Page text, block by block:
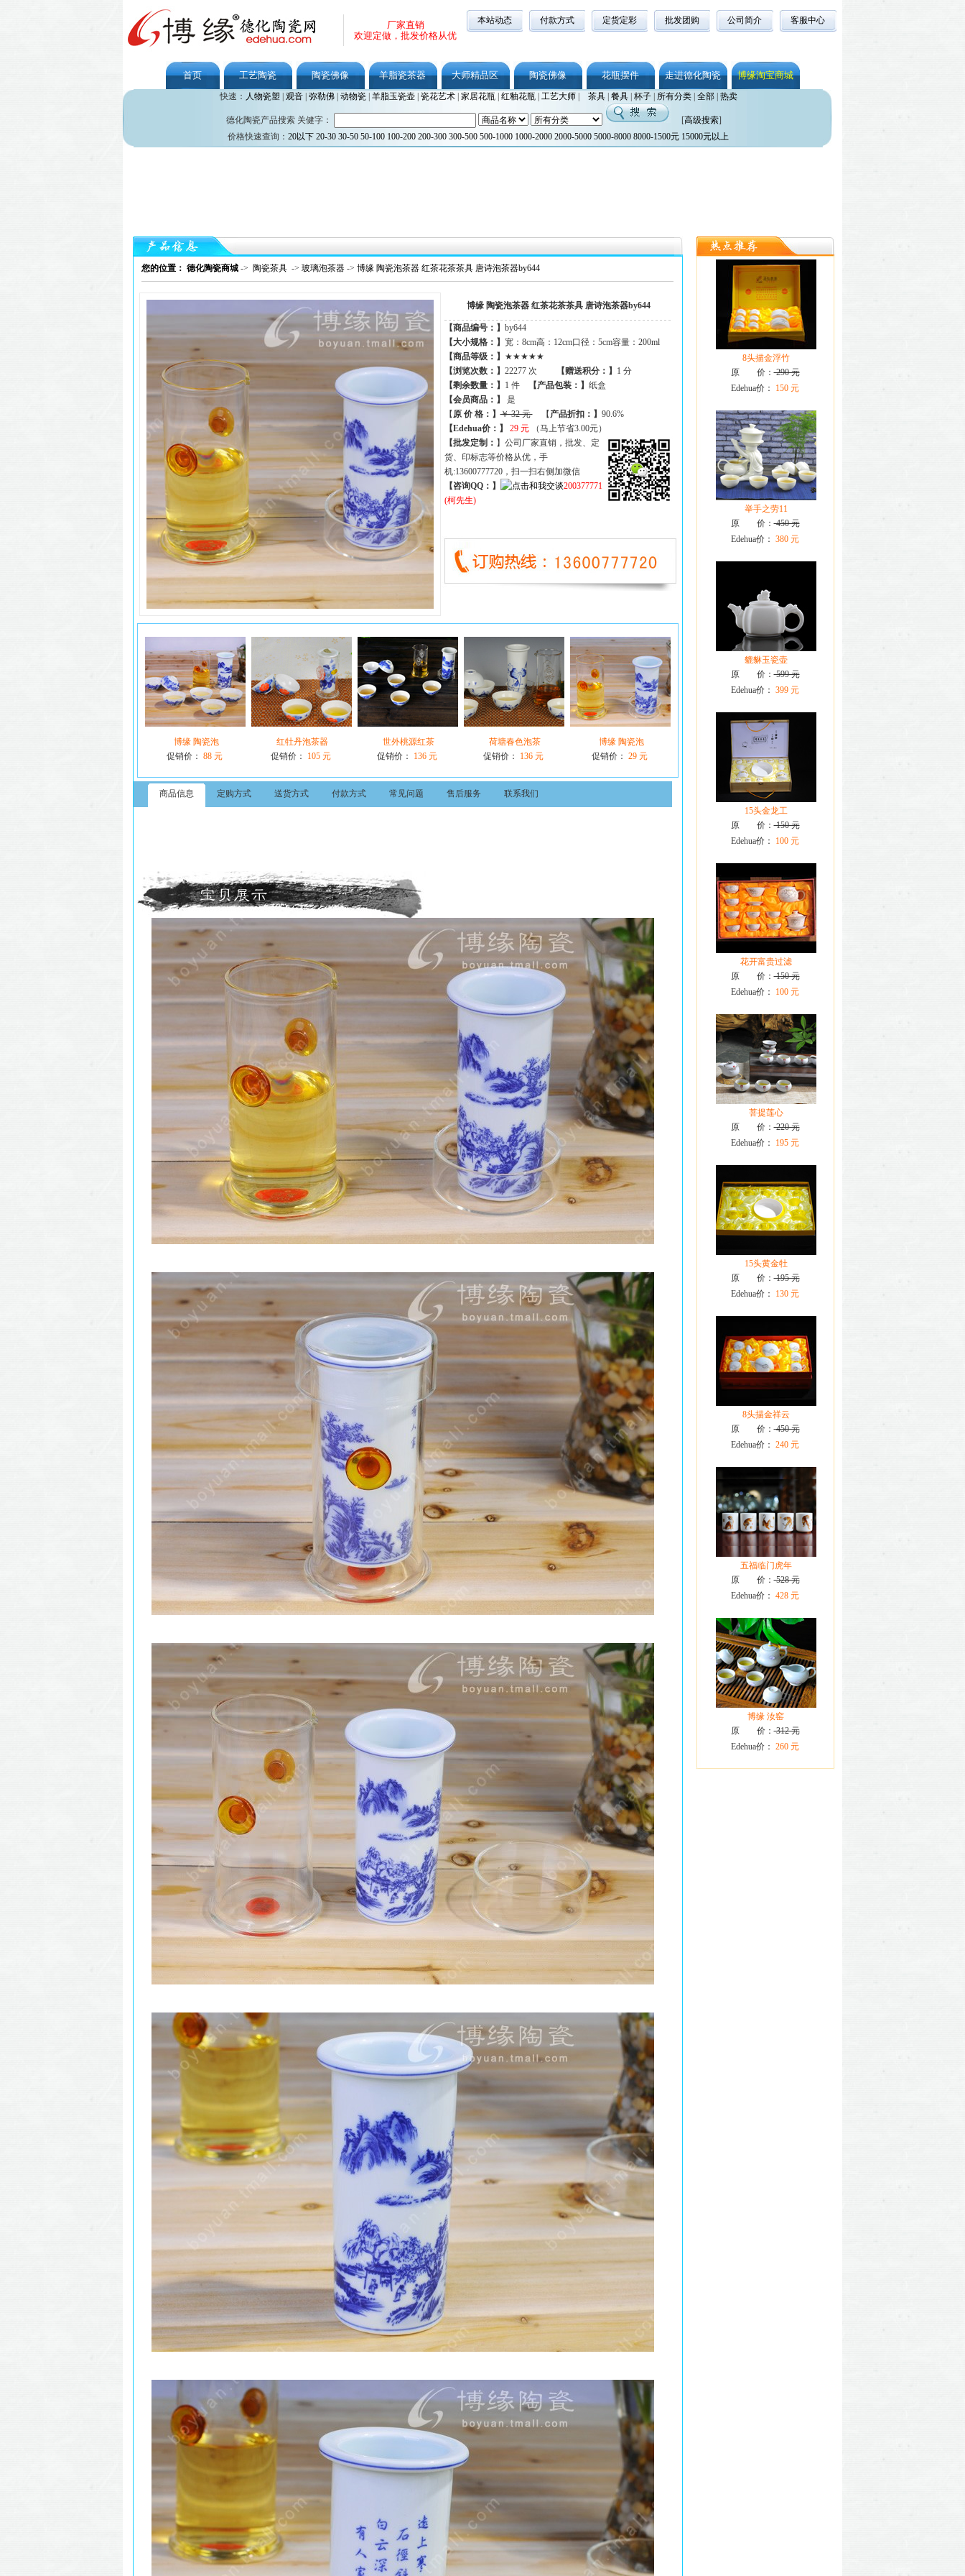
厂家直销
欢迎定做，批发价格从优
本站动态 付款方式 定货定彩 批发团购 公司简介 客服中心
首页 工艺陶瓷 陶瓷佛像 羊脂瓷茶器 大师精品区 陶瓷佛像 花瓶摆件 走进德化陶瓷 博缘淘宝商城
快速： 人物瓷塑 观音| 弥勒佛| 动物瓷| 羊脂玉瓷壶| 瓷花艺术| 家居花瓶| 红釉花瓶| 工艺大师| 茶具| 餐具| 杯子| 所有分类| 全部| 热卖
德化陶瓷产品搜索 关健字： [高级搜索]
价格快速查询： 20以下 20-30 30-50 50-100 100-200 200-300 300-500 500-1000 1000-2000 2000-5000 5000-8000 8000-1500元 15000元以上
您的位置： 德化陶瓷商城 -> 陶瓷茶具 -> 玻璃泡茶器 -> 博缘 陶瓷泡茶器 红茶花茶茶具 唐诗泡茶器by644
博缘 陶瓷泡茶器 红茶花茶茶具 唐诗泡茶器by644
【商品编号：】 by644
【大小规格：】 宽：8cm高：12cm口径：5cm容量：200ml
【商品等级：】
★★★★★
【浏览次数：】 22277 次 【赠送积分：】
1 分
【剩余数量：】 1 件【产品包装：】 纸盒
【会员商品： 】
是
【 原 价 格： 】￥ 32 元【 产品折扣： 】 90.6%
【Edehua价：】
29 元
（马上节省3.00元）
【批发定制： 】公司厂家直销，批发、定
货、印标志等价格从优，手
机:13600777720，扫一扫右侧加微信
【咨询QQ：】
200377771
(柯先生)
博缘 陶瓷泡
促销价： 88 元
红牡丹泡茶器
促销价：
105 元
世外桃源红茶
促销价：
136 元
荷塘春色泡茶
促销价：
136 元
博缘 陶瓷泡
促销价： 29 元
商品信息 定购方式 送货方式 付款方式 常见问题 售后服务 联系我们
8头描金浮竹
原 价：290 元
Edehua价：
150 元
举手之劳11
原 价：450 元
Edehua价： 380 元
貔貅玉瓷壶
原 价：599 元
Edehua价： 399 元
15头金龙工
原 价：150 元
Edehua价：
100 元
花开富贵过滤
原 价：150 元
Edehua价：
100 元
菩提莲心
原 价：220 元
Edehua价：
195 元
15头黄金牡
原 价：195 元
Edehua价：
130 元
8头描金祥云
原 价：450 元
Edehua价： 240 元
五福临门虎年
原 价：528 元
Edehua价： 428 元
博缘 汝窑
原 价：312 元
Edehua价： 260 元